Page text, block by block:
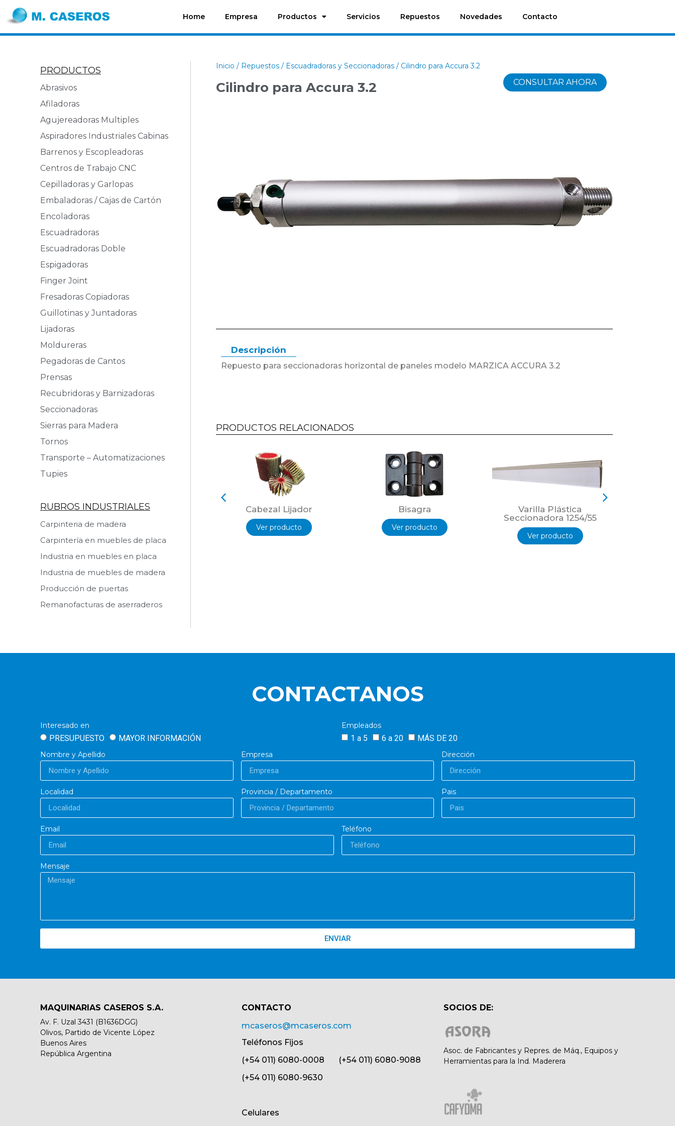
Home Empresa Productos Servicios Repuestos Novedades Contacto
PRODUCTOS
Abrasivos
Afiladoras
Agujereadoras Multiples
Aspiradores Industriales Cabinas
Barrenos y Escopleadoras
Centros de Trabajo CNC
Cepilladoras y Garlopas
Embaladoras / Cajas de Cartón
Encoladoras
Escuadradoras
Escuadradoras Doble
Espigadoras
Finger Joint
Fresadoras Copiadoras
Guillotinas y Juntadoras
Lijadoras
Moldureras
Pegadoras de Cantos
Prensas
Recubridoras y Barnizadoras
Seccionadoras
Sierras para Madera
Tornos
Transporte – Automatizaciones
Tupies
RUBROS INDUSTRIALES
Carpinteria de madera
Carpintería en muebles de placa
Industria en muebles en placa
Industria de muebles de madera
Producción de puertas
Remanofacturas de aserraderos
Inicio / Repuestos / Escuadradoras y Seccionadoras / Cilindro para Accura 3.2
Cilindro para Accura 3.2 CONSULTAR AHORA
Descripción
Repuesto para seccionadoras horizontal de paneles modelo MARZICA ACCURA 3.2
PRODUCTOS RELACIONADOS
Rueda Auxiliar
Ver producto
Cabezal Lijador
Ver producto
Bisagra
Ver producto
Varilla Plástica
Seccionadora 1254/55
Ver producto
CONTACTANOS
Interesado en
PRESUPUESTO MAYOR INFORMACIÓN
Empleados
1 a 5 6 a 20 MÁS DE 20
Nombre y Apellido Empresa Dirección
Localidad Provincia / Departamento Pais
Email Teléfono
Mensaje
ENVIAR
MAQUINARIAS CASEROS S.A.
Av. F. Uzal 3431 (B1636DGG)
Olivos, Partido de Vicente López
Buenos Aires
República Argentina
CONTACTO​
mcaseros@mcaseros.com
Teléfonos Fijos
(+54 011) 6080-0008 (+54 011) 6080-9088
(+54 011) 6080-9630
Celulares
SOCIOS DE:
Asoc. de Fabricantes y Repres. de Máq., Equipos y
Herramientas para la Ind. Maderera